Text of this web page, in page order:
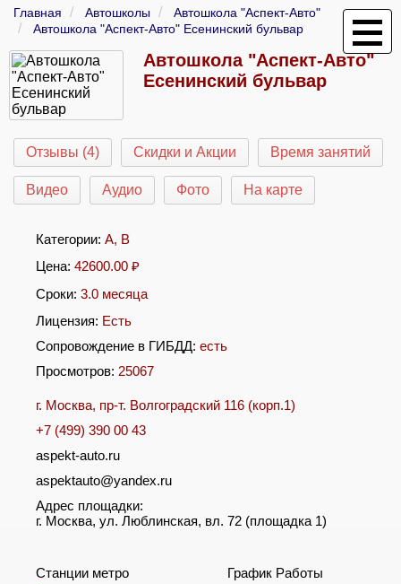
Главная Автошколы
Автошкола "Аспект-Авто"
Автошкола "Аспект-Авто" Есенинский бульвар
Автошкола "Аспект-Авто"
Есенинский бульвар
Отзывы (4) Скидки и Акции Время занятий
Видео Аудио Фото На карте
Категории: A, B
Цена: 42600.00 ₽
Сроки: 3.0 месяца
Лицензия: Есть
Сопровождение в ГИБДД: есть
Просмотров: 25067
г. Москва, пр-т. Волгоградский 116 (корп.1)
+7 (499) 390 00 43
aspekt-auto.ru
aspektauto@yandex.ru
Адрес площадки:
г. Москва, ул. Люблинская, вл. 72 (площадка 1)
Станции метро
График Работы